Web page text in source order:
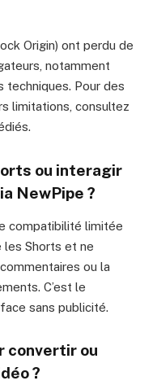
Origin) ont perdu de
notamment
techniques. Pour des
limitations, consultez
ou interagir
NewPipe ?
compatibilité limitée
Shorts et ne
ou la
C’est le
sans publicité.
convertir ou
?